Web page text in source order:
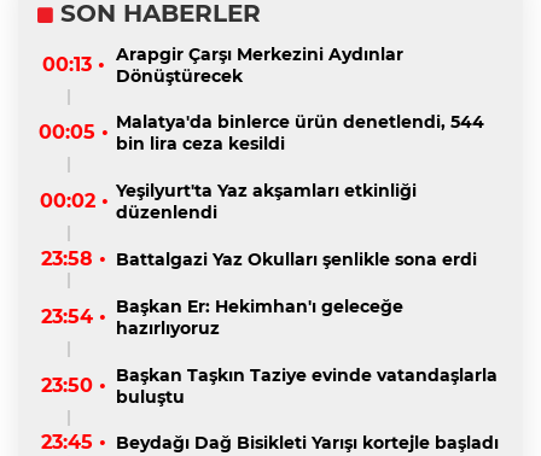
SON HABERLER
00:13 • Arapgir Çarşı Merkezini Aydınlar
Dönüştürecek
00:05 • Malatya'da binlerce ürün denetlendi, 544
bin lira ceza kesildi
00:02 • Yeşilyurt'ta Yaz akşamları etkinliği
düzenlendi
23:58 • Battalgazi Yaz Okulları şenlikle sona erdi
23:54 • Başkan Er: Hekimhan'ı geleceğe
hazırlıyoruz
23:50 • Başkan Taşkın Taziye evinde vatandaşlarla
buluştu
23:45 • Beydağı Dağ Bisikleti Yarışı kortejle başladı